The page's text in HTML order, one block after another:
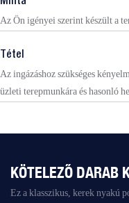
Az Ön igényei szerint készült a
Tétel
Az ingázáshoz szükséges
üzleti terepmunkára és hasonló
KÖTELEZŐ DARAB
Ez a klasszikus, kerek nyakú